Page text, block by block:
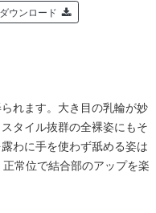
ウンロード
れます。大き目の乳輪が妙
タイル抜群の全裸姿にもそ
わに手を使わず舐める姿は
常位で結合部のアップを楽